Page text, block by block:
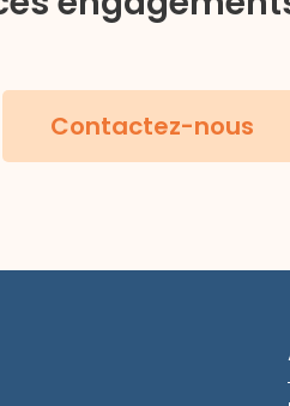
Contactez-nous